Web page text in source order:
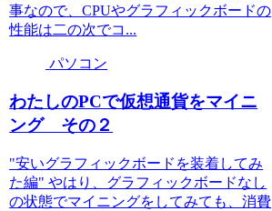
事なので、CPUやグラフィックボードの
性能は二の次でコ...
パソコン
わたしのPCで仮想通貨をマイニ
ング その２
"安いグラフィックボードを装着してみ
た編" やはり、グラフィックボードなし
の状態でマイニングをしてみても、消費